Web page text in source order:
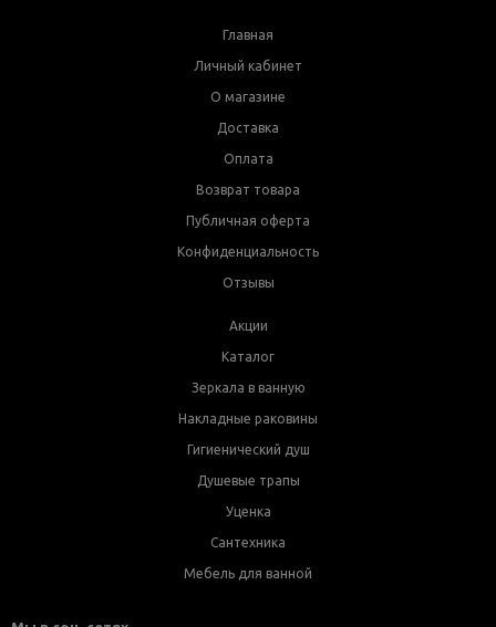
Главная
Личный кабинет
О магазине
Доставка
Оплата
Возврат товара
Публичная оферта
Конфиденциальность
Отзывы
Акции
Каталог
Зеркала в ванную
Накладные раковины
Гигиенический душ
Душевые трапы
Уценка
Сантехника
Мебель для ванной